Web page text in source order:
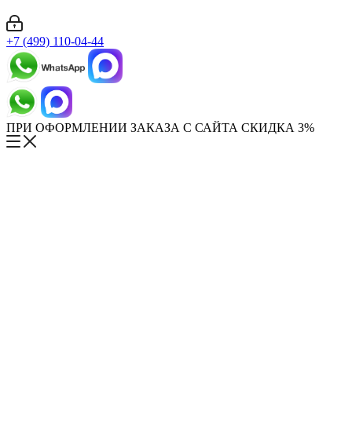
+7 (499) 110-04-44
ПРИ ОФОРМЛЕНИИ ЗАКАЗА С САЙТА СКИДКА 3%